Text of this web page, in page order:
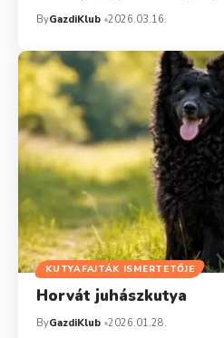
ByGazdiKlub 2026.03.16.
KUTYAFAJTÁK ISMERTETŐJE
Horvát juhászkutya
ByGazdiKlub 2026.01.28.